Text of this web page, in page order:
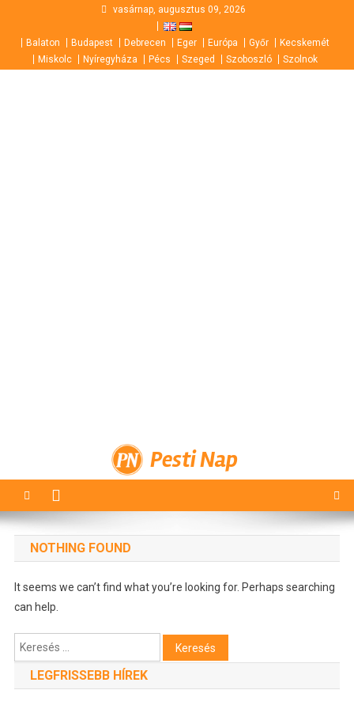
content
vasárnap, augusztus 09, 2026
Balaton Budapest Debrecen Eger Európa Győr
Kecskemét
Miskolc
Nyíregyháza Pécs Szeged Szoboszló Szolnok
Pesti Nap
NOTHING FOUND
It seems we can’t find what you’re looking for. Perhaps searching
can help.
Keresés:
LEGFRISSEBB HÍREK